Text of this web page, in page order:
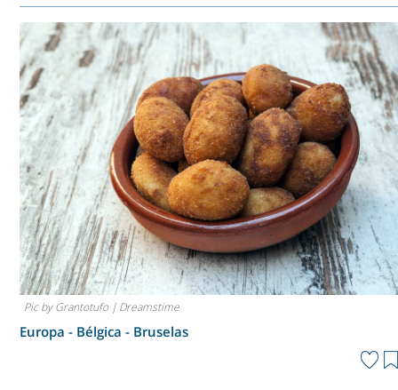
Pic by Grantotufo | Dreamstime
Europa - Bélgica - Bruselas